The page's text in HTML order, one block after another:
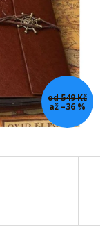
od 549 Kč
až –36 %